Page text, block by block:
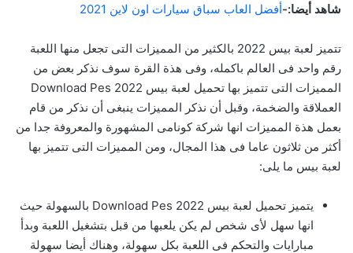
شاهد أيضا:-أفضل العاب سباق سيارات اون لاين 2021
تتميز لعبة بيس 2022 بالكثير من المميزات التى تجعل منها اللعبة
رقم واحد فى العالم باكمله، وفى هذة القرة سوف نذكر بعض من
المميزات التى تتميز بها تحميل لعبة بيس 2022 Download Pes
العملاقة والضخمة، وقبل أن نذكر المميزات ينبغى أن نذكر من قام
بعمل هذة المميزات انها شركة كونامى المشهورة والمعروفة جدا من
أكثر من ثلاثون عاما فى هذا المجال، ومن المميزات التى تتميز بها
لعبة بيس ما يلى:
يتميز تحميل لعبة بيس 2022 Download Pes بالسهولة حيث
انها سهل لأى شخص لم يكن يلعبها من قبل بتشغيل اللعبة وبدأ
مبارايات والتحكم فى اللعبة بكل سهولة، وهناك أيضا سهولة